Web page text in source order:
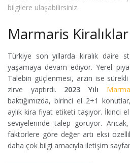
bilgilere ulaşabilirsiniz.
Marmaris Kiralıklar
Türkiye son yıllarda kiralık daire
yaşamaya devam ediyor. Yerel
Talebin güçlenmesi, arzın ise
zirve yaptırdı. 2023 Yılı
baktığımızda, birinci el 2+1
aylık kira fiyat etiketi taşıyor. İkinci
seviyelerinde talep görüyor.
faktörlere göre değer artı eksi
daha çok bilgi amacıyla iletişim